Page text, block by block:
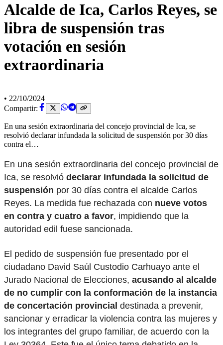
Alcalde de Ica, Carlos Reyes, se
libra de suspensión tras
votación en sesión
extraordinaria
• 22/10/2024
Compartir:
En una sesión extraordinaria del concejo provincial de Ica, se
resolvió declarar infundada la solicitud de suspensión por 30 días
contra el…
En una sesión extraordinaria del concejo provincial de
Ica, se resolvió declarar infundada la solicitud de
suspensión por 30 días contra el alcalde Carlos
Reyes. La medida fue rechazada con nueve votos
en contra y cuatro a favor, impidiendo que la
autoridad edil fuese sancionada.
El pedido de suspensión fue presentado por el
ciudadano David Saúl Custodio Carhuayo ante el
Jurado Nacional de Elecciones, acusando al alcalde
de no cumplir con la conformación de la instancia
de concertación provincial destinada a prevenir,
sancionar y erradicar la violencia contra las mujeres y
los integrantes del grupo familiar, de acuerdo con la